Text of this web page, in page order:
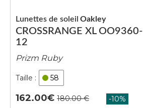
CROSSRANGE XL OO9360-
12
Lunettes de soleil Oakley
Prizm Ruby
58
162.00